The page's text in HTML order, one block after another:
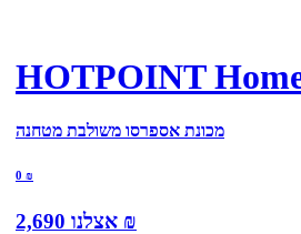
HOTPOINT
מכונת אספרסו משולבת מטחנה
0 ₪
אצלנו 2,690 ₪